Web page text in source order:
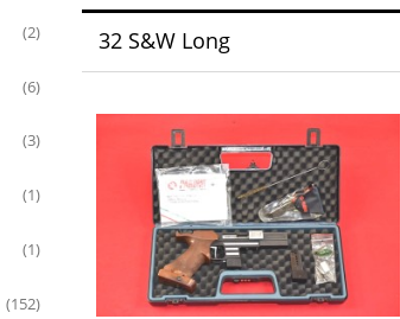
(2)
(6)
(3)
(1)
(1)
(152)
32 S&W Long